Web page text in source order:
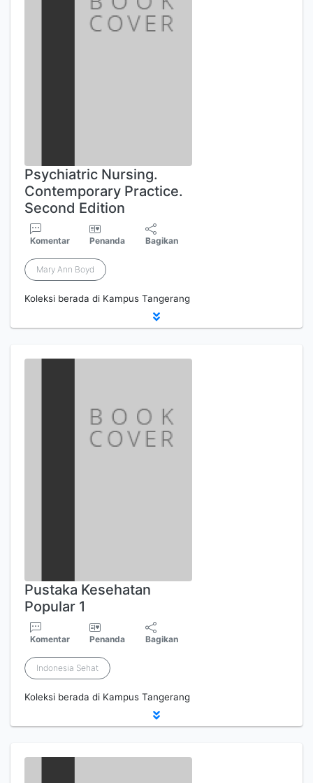
Psychiatric Nursing.
Contemporary Practice.
Second Edition
Komentar Penanda Bagikan
Mary Ann Boyd
Koleksi berada di Kampus Tangerang
Pustaka Kesehatan
Popular 1
Komentar Penanda Bagikan
Indonesia Sehat
Koleksi berada di Kampus Tangerang